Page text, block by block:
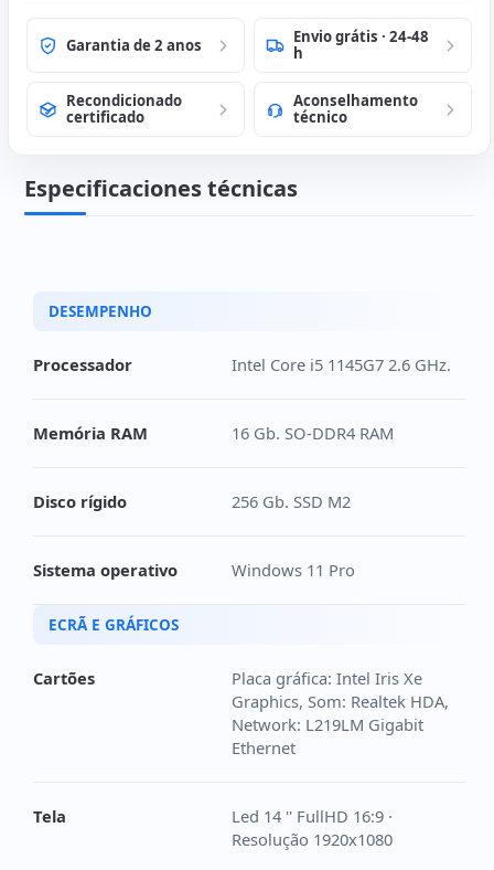
Garantia de 2 anos
Envio grátis · 24-48
h
Recondicionado
certificado
Aconselhamento
técnico
Especificaciones técnicas
DESEMPENHO
Processador Intel Core i5 1145G7 2.6 GHz.
Memória RAM 16 Gb. SO-DDR4 RAM
Disco rígido 256 Gb. SSD M2
Sistema operativo Windows 11 Pro
ECRÃ E GRÁFICOS
Cartões
Placa gráfica: Intel Iris Xe
Graphics, Som: Realtek HDA,
Network: L219LM Gigabit
Ethernet
Tela
Led 14 '' FullHD 16:9 ·
Resolução 1920x1080